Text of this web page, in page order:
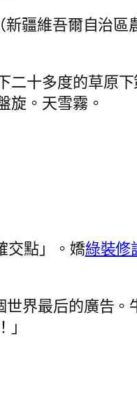
新疆維吾爾自治區
二十多度的草原
旋。天雪霧。
交點」。嬌綠裝修
界最后的廣告